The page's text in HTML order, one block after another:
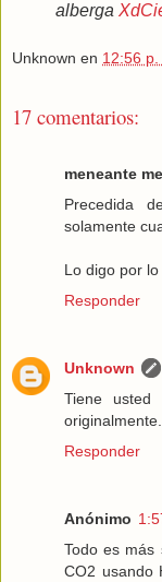
alberga
Unknown en 12:56 p.
17 comentarios:
meneante
Precedida
solamente
Lo digo por lo
Responder
Unknown
Tiene
Responder
Anónimo
Todo es más
CO2 usando